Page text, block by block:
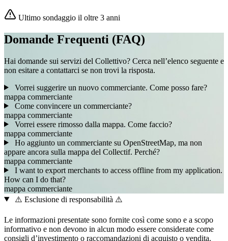
Ultimo sondaggio il oltre 3 anni
Domande Frequenti (FAQ)
Hai domande sui servizi del Collettivo? Cerca nell’elenco seguente e
non esitare a contattarci se non trovi la risposta.
Vorrei suggerire un nuovo commerciante. Come posso fare?
mappa commerciante
Come convincere un commerciante?
mappa commerciante
Vorrei essere rimosso dalla mappa. Come faccio?
mappa commerciante
Ho aggiunto un commerciante su OpenStreetMap, ma non
appare ancora sulla mappa del Collectif. Perché?
mappa commerciante
I want to export merchants to access offline from my application.
How can I do that?
mappa commerciante
⚠️ Esclusione di responsabilità ⚠️
Le informazioni presentate sono fornite così come sono e a scopo
informativo e non devono in alcun modo essere considerate come
consigli d’investimento o raccomandazioni di acquisto o vendita.